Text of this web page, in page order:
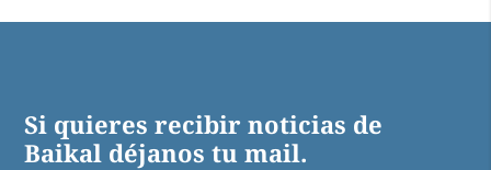
Si quieres recibir noticias de
Baikal déjanos tu mail.